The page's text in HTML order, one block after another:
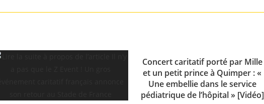
Concert caritatif porté par Mille
et un petit prince à Quimper : «
Une embellie dans le service
pédiatrique de l’hôpital » [Vidéo]